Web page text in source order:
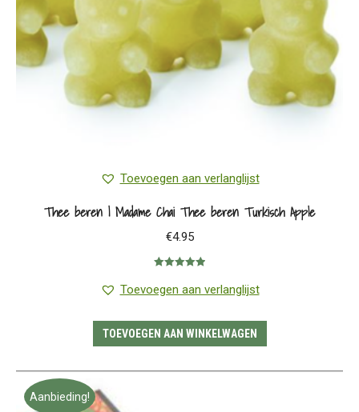
Toevoegen aan verlanglijst
Thee beren | Madame Chai Thee beren Turkisch Apple
€4.95
5.00 uit 5
Toevoegen aan verlanglijst
TOEVOEGEN AAN WINKELWAGEN
Aanbieding!